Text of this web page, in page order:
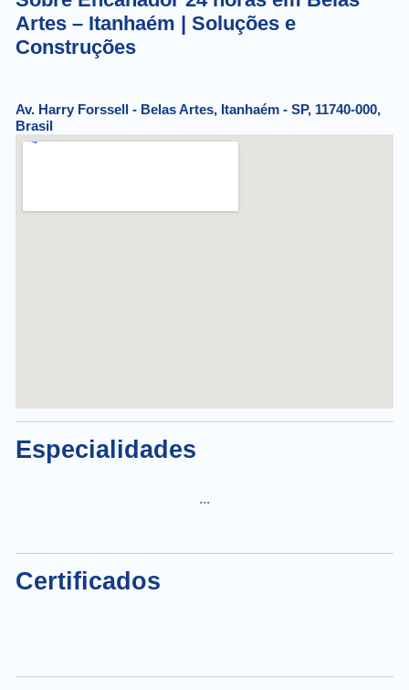
Artes – Itanhaém | Soluções e
Construções
Av. Harry Forssell - Belas Artes, Itanhaém - SP, 11740-000,
Brasil
Especialidades
...
Certificados